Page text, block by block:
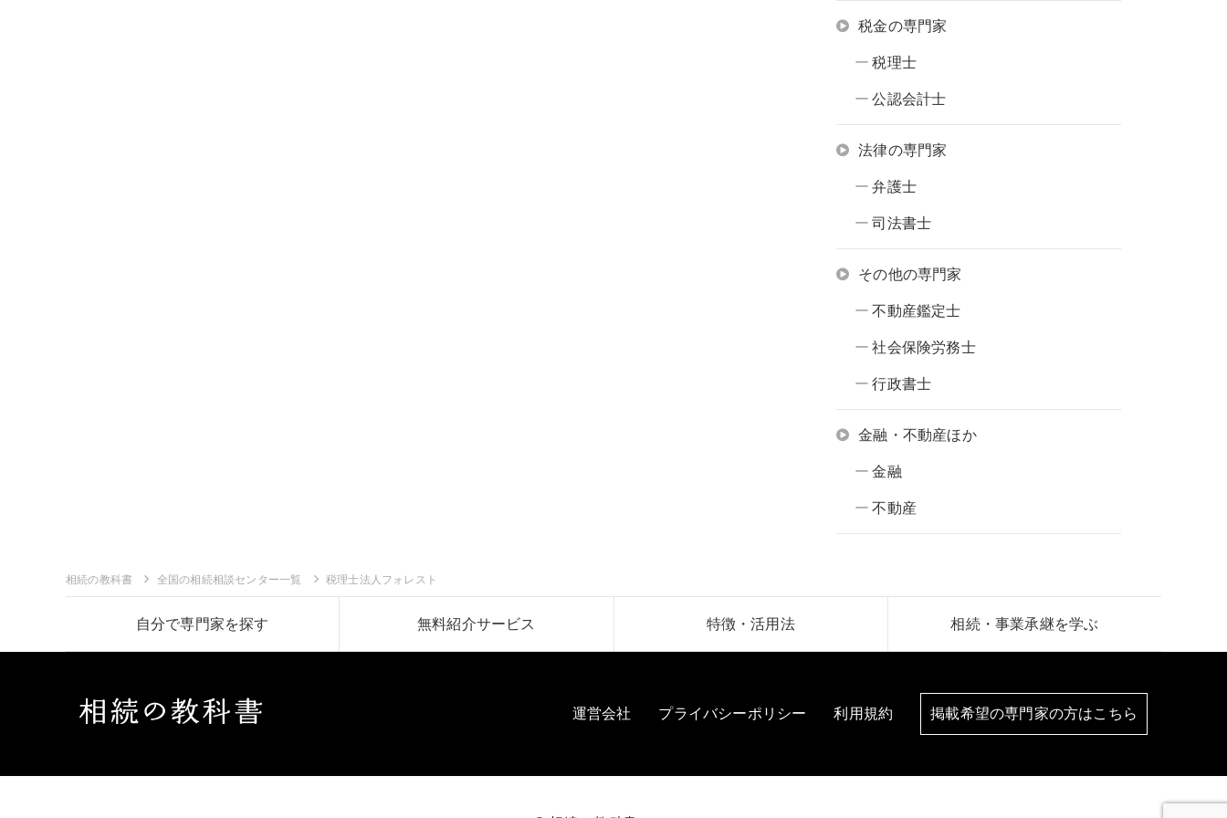
税金の専門家
税理士
公認会計士
法律の専門家
弁護士
司法書士
その他の専門家
不動産鑑定士
社会保険労務士
行政書士
金融・不動産ほか
金融
不動産
相続の教科書 全国の相続相談センター一覧 税理士法人フォレスト
自分で専門家を探す 無料紹介サービス 特徴・活用法 相続・事業承継を学ぶ
運営会社 プライバシーポリシー 利用規約 掲載希望の専門家の方はこちら